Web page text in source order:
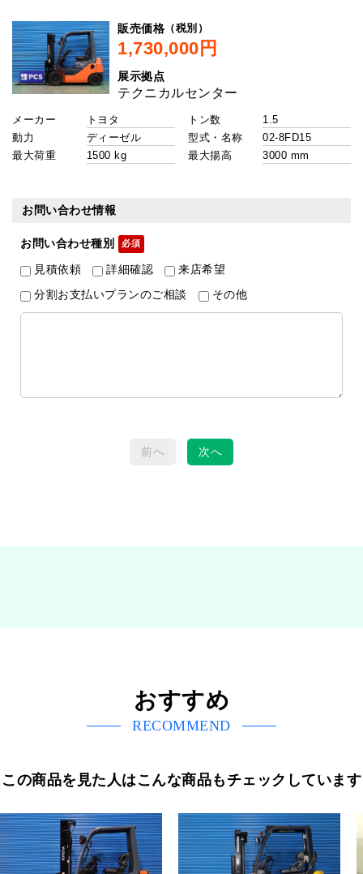
販売価格 （税別）
展示拠点
メーカー
トン数
動力
型式・名称
最大荷重
最大揚高
お問い合わせ情報
お問い合わせ種別
見積依頼 詳細確認 来店希望
分割お支払いプランのご相談 その他
前へ 次へ
おすすめ
RECOMMEND
この商品を見た人はこんな商品もチェックしています